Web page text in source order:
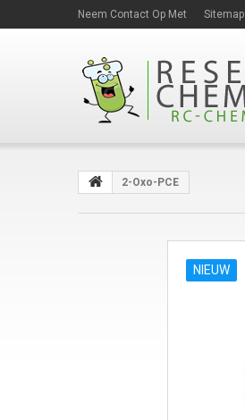
Neem Contact Op Met Sitemap
2-Oxo-PCE
NIEUW